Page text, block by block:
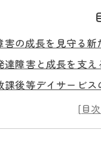
害の成長を見守る新
達障害と成長を支え
課後等デイサービ
子どもの成長段階別
来を考える保護者